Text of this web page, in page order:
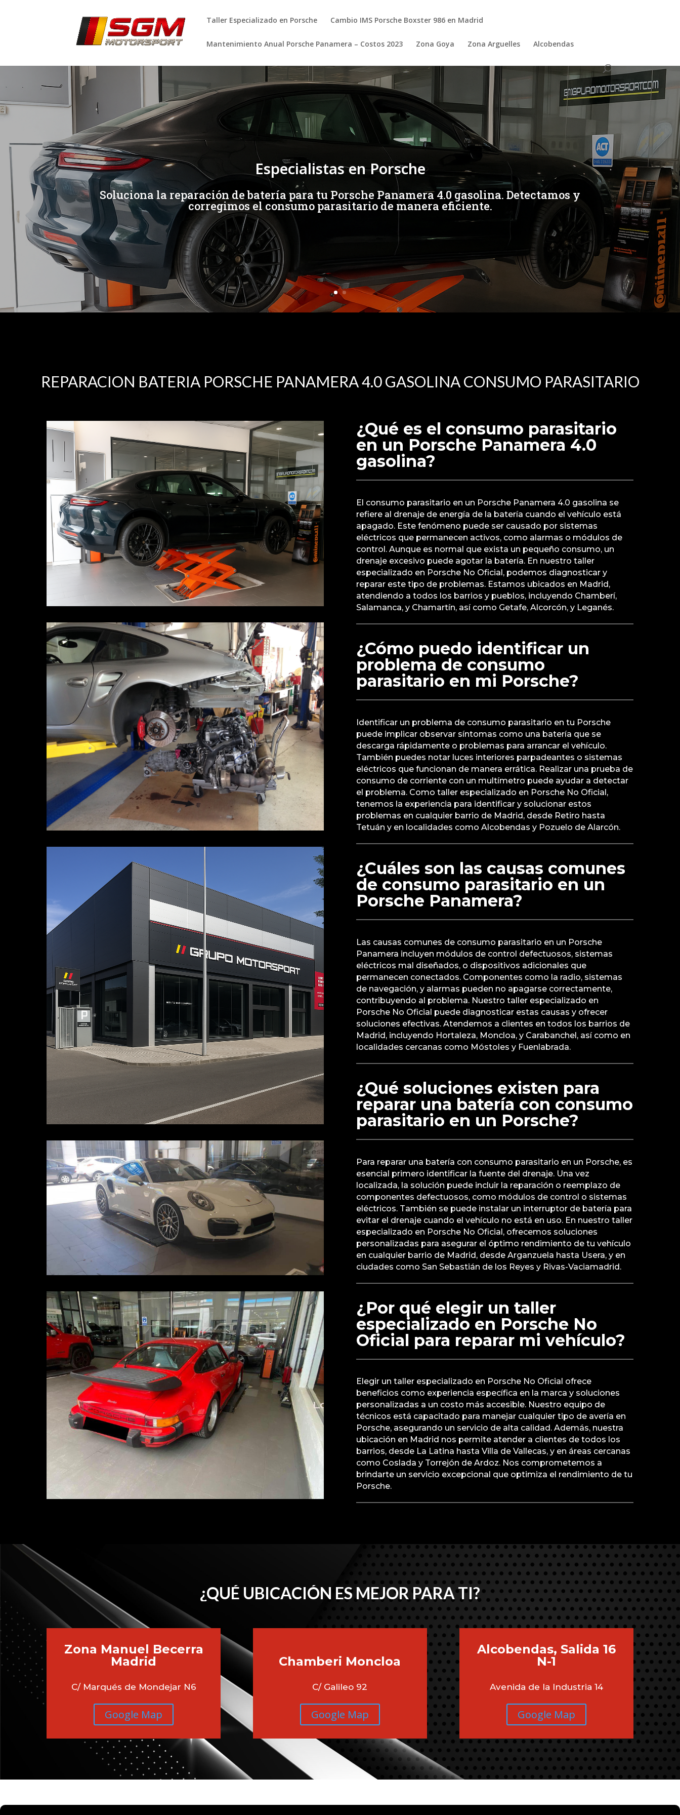
Taller Especializado en Porsche Cambio IMS Porsche Boxster 986 en Madrid
Mantenimiento Anual Porsche Panamera – Costos 2023 Zona Goya Zona Arguelles Alcobendas
Especialistas en Porsche
Soluciona la reparación de batería para tu Porsche Panamera 4.0 gasolina. Detectamos y
corregimos el consumo parasitario de manera eficiente.
[/et_pb_slide]
REPARACION BATERIA PORSCHE PANAMERA 4.0 GASOLINA CONSUMO PARASITARIO
¿Qué es el consumo parasitario
en un Porsche Panamera 4.0
gasolina?
El consumo parasitario en un Porsche Panamera 4.0 gasolina se
refiere al drenaje de energía de la batería cuando el vehículo está
apagado. Este fenómeno puede ser causado por sistemas
eléctricos que permanecen activos, como alarmas o módulos de
control. Aunque es normal que exista un pequeño consumo, un
drenaje excesivo puede agotar la batería. En nuestro taller
especializado en Porsche No Oficial, podemos diagnosticar y
reparar este tipo de problemas. Estamos ubicados en Madrid,
atendiendo a todos los barrios y pueblos, incluyendo Chamberí,
Salamanca, y Chamartín, así como Getafe, Alcorcón, y Leganés.
¿Cómo puedo identificar un
problema de consumo
parasitario en mi Porsche?
Identificar un problema de consumo parasitario en tu Porsche
puede implicar observar síntomas como una batería que se
descarga rápidamente o problemas para arrancar el vehículo.
También puedes notar luces interiores parpadeantes o sistemas
eléctricos que funcionan de manera errática. Realizar una prueba de
consumo de corriente con un multímetro puede ayudar a detectar
el problema. Como taller especializado en Porsche No Oficial,
tenemos la experiencia para identificar y solucionar estos
problemas en cualquier barrio de Madrid, desde Retiro hasta
Tetuán y en localidades como Alcobendas y Pozuelo de Alarcón.
¿Cuáles son las causas comunes
de consumo parasitario en un
Porsche Panamera?
Las causas comunes de consumo parasitario en un Porsche
Panamera incluyen módulos de control defectuosos, sistemas
eléctricos mal diseñados, o dispositivos adicionales que
permanecen conectados. Componentes como la radio, sistemas
de navegación, y alarmas pueden no apagarse correctamente,
contribuyendo al problema. Nuestro taller especializado en
Porsche No Oficial puede diagnosticar estas causas y ofrecer
soluciones efectivas. Atendemos a clientes en todos los barrios de
Madrid, incluyendo Hortaleza, Moncloa, y Carabanchel, así como en
localidades cercanas como Móstoles y Fuenlabrada.
¿Qué soluciones existen para
reparar una batería con consumo
parasitario en un Porsche?
Para reparar una batería con consumo parasitario en un Porsche, es
esencial primero identificar la fuente del drenaje. Una vez
localizada, la solución puede incluir la reparación o reemplazo de
componentes defectuosos, como módulos de control o sistemas
eléctricos. También se puede instalar un interruptor de batería para
evitar el drenaje cuando el vehículo no está en uso. En nuestro taller
especializado en Porsche No Oficial, ofrecemos soluciones
personalizadas para asegurar el óptimo rendimiento de tu vehículo
en cualquier barrio de Madrid, desde Arganzuela hasta Usera, y en
ciudades como San Sebastián de los Reyes y Rivas-Vaciamadrid.
¿Por qué elegir un taller
especializado en Porsche No
Oficial para reparar mi vehículo?
Elegir un taller especializado en Porsche No Oficial ofrece
beneficios como experiencia específica en la marca y soluciones
personalizadas a un costo más accesible. Nuestro equipo de
técnicos está capacitado para manejar cualquier tipo de avería en
Porsche, asegurando un servicio de alta calidad. Además, nuestra
ubicación en Madrid nos permite atender a clientes de todos los
barrios, desde La Latina hasta Villa de Vallecas, y en áreas cercanas
como Coslada y Torrejón de Ardoz. Nos comprometemos a
brindarte un servicio excepcional que optimiza el rendimiento de tu
Porsche.
¿QUÉ UBICACIÓN ES MEJOR PARA TI?
Zona Manuel Becerra
Madrid
C/ Marqués de Mondejar N6
Google Map
Chamberi Moncloa
C/ Galileo 92
Google Map
Alcobendas, Salida 16
N-1
Avenida de la Industria 14
Google Map